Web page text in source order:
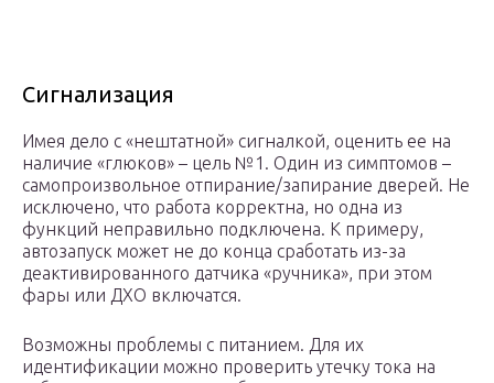
Сигнализация
Имея дело с «нештатной» сигналкой, оценить ее на
наличие «глюков» – цель №1. Один из симптомов –
самопроизвольное отпирание/запирание дверей. Не
исключено, что работа корректна, но одна из
функций неправильно подключена. К примеру,
автозапуск может не до конца сработать из-за
деактивированного датчика «ручника», при этом
фары или ДХО включатся.
Возможны проблемы с питанием. Для их
идентификации можно проверить утечку тока на